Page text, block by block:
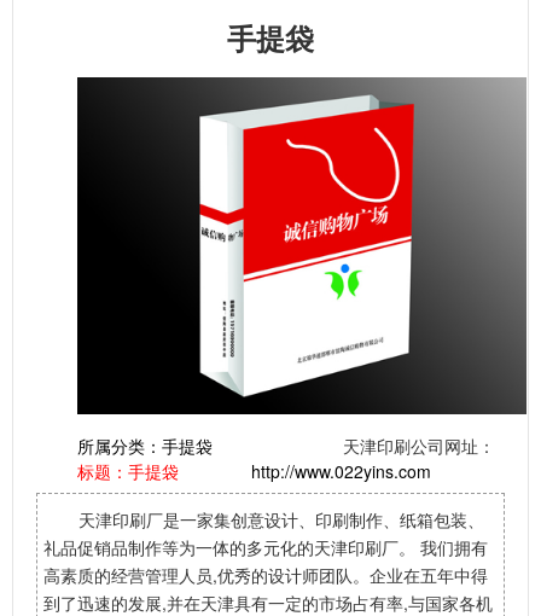
手提袋
所属分类： 手提袋
标题：手提袋
天津印刷公司网址：
http://www.022yins.com
天津印刷厂是一家集创意设计、印刷制作、纸箱包装、
礼品促销品制作等为一体的多元化的天津印刷厂。 我们拥有
高素质的经营管理人员,优秀的设计师团队。企业在五年中得
到了迅速的发展,并在天津具有一定的市场占有率,与国家各机